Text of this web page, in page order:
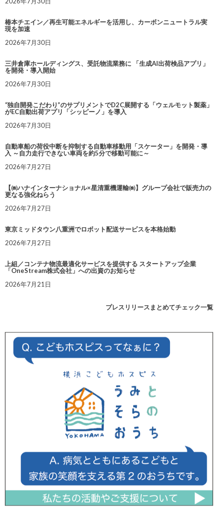
椿本チエイン／再生可能エネルギーを活用し、カーボンニュートラル実
現を加速
2026年7月30日
三井倉庫ホールディングス、受託物流業務に 「生成AI出荷検品アプリ」
を開発・導入開始
2026年7月30日
“独自開発こだわり”のサプリメントでD2C展開する「ウェルモット製薬」
がEC自動出荷アプリ「シッピーノ」を導入
2026年7月30日
自動車船の荷役中断を抑制する自動車移動用「スケーター」を開発・導
入 ～自力走行できない車両を約5分で移動可能に～
2026年7月27日
【㈱ハナインターナショナル×星清重機運輸㈱】グループ会社で販売力の
更なる強化ねらう
2026年7月27日
東京ミッドタウン八重洲でロボット配送サービスを本格始動
2026年7月27日
上組／コンテナ物流最適化サービスを提供する スタートアップ企業
「OneStream株式会社」への出資のお知らせ
2026年7月21日
プレスリリースまとめてチェック一覧